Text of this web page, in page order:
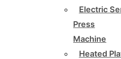
Electric
Press
Machine
Heated